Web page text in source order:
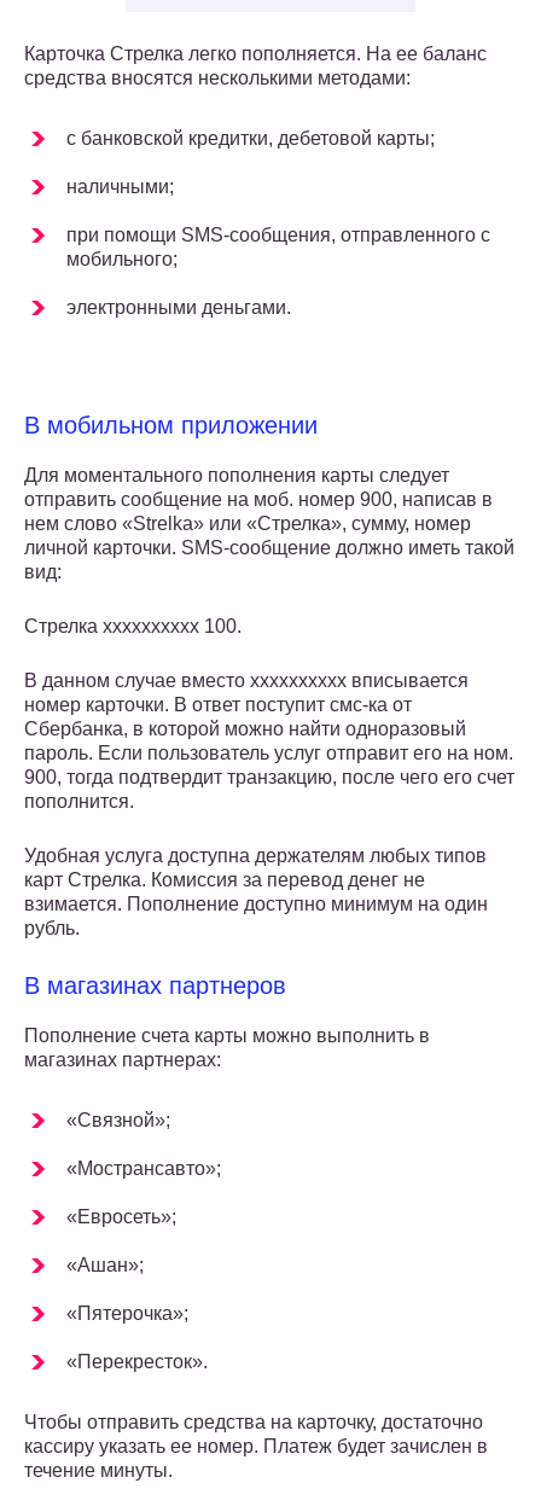
Карточка Стрелка легко пополняется. На ее баланс
средства вносятся несколькими методами:
с банковской кредитки, дебетовой карты;
наличными;
при помощи SMS-сообщения, отправленного с
мобильного;
электронными деньгами.
В мобильном приложении
Для моментального пополнения карты следует
отправить сообщение на моб. номер 900, написав в
нем слово «Strelka» или «Стрелка», сумму, номер
личной карточки. SMS-сообщение должно иметь такой
вид:
Стрелка xxxxxxxxxx 100.
В данном случае вместо xxxxxxxxxx вписывается
номер карточки. В ответ поступит смс-ка от
Сбербанка, в которой можно найти одноразовый
пароль. Если пользователь услуг отправит его на ном.
900, тогда подтвердит транзакцию, после чего его счет
пополнится.
Удобная услуга доступна держателям любых типов
карт Стрелка. Комиссия за перевод денег не
взимается. Пополнение доступно минимум на один
рубль.
В магазинах партнеров
Пополнение счета карты можно выполнить в
магазинах партнерах:
«Связной»;
«Мострансавто»;
«Евросеть»;
«Ашан»;
«Пятерочка»;
«Перекресток».
Чтобы отправить средства на карточку, достаточно
кассиру указать ее номер. Платеж будет зачислен в
течение минуты.